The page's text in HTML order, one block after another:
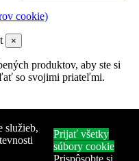
služieb,
Prijať všetky
súbory cookie
Prispôsobte si
cookie)
×
produktov, aby ste si
so svojimi priateľmi.